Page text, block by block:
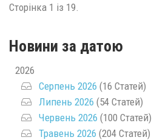
Сторінка 1 із 19.
Новини за датою
2026
Серпень 2026 (16 Статей)
Липень 2026 (54 Статей)
Червень 2026 (100 Статей)
Травень 2026 (204 Статей)